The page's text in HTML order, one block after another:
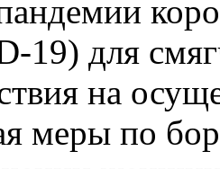
19) для
на
меры по